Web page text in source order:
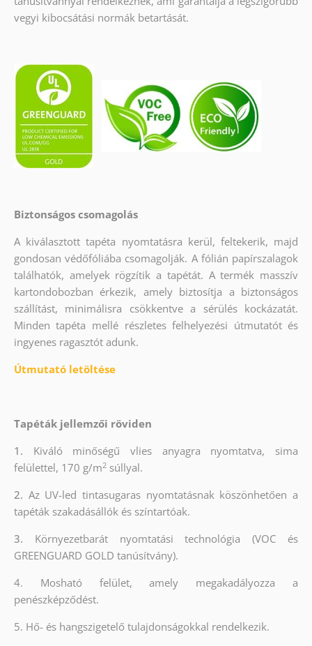
vegyi kibocsátási normák betartását.
Biztonságos csomagolás
A kiválasztott tapéta nyomtatásra kerül, feltekerik, majd
gondosan védőfóliába csomagolják. A fólián papírszalagok
találhatók, amelyek rögzítik a tapétát. A termék masszív
kartondobozban érkezik, amely biztosítja a biztonságos
szállítást, minimálisra csökkentve a sérülés kockázatát.
Minden tapéta mellé részletes felhelyezési útmutatót és
ingyenes ragasztót adunk.
Útmutató letöltése
Tapéták jellemzői röviden
1. Kiváló minőségű vlies anyagra nyomtatva, sima
felülettel, 170 g/m2súllyal.
2. Az UV-led tintasugaras nyomtatásnak köszönhetően a
tapéták szakadásállók és színtartóak.
3. Környezetbarát nyomtatási technológia (VOC és
GREENGUARD GOLD tanúsítvány).
4. Mosható felület, amely megakadályozza a
penészképződést.
5. Hő- és hangszigetelő tulajdonságokkal rendelkezik.